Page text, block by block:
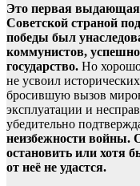
Это первая
Советской страной
победы был
коммунистов,
государство. Но
не усвоил
бросившую вызов
эксплуатации и
убедительно
неизбежности войны.
остановить или хотя
от неё не удастся.